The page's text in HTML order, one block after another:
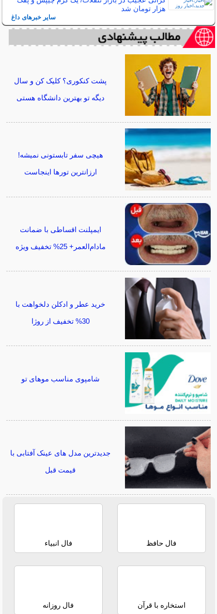
هزار تومان شد
سایر خبرهای داغ
پشت کنکوری؟ کلیک کن و سال
دیگه تو بهترین دانشگاه هستی
هیچی سفر تابستونی نمیشه!
ارزانترین تورها اینجاست
ایمپلنت اقساطی با ضمانت
مادام‌العمر+ 25% تخفیف ویژه
خرید عطر و ادکلن دلخواهت با
30% تخفیف از روژا
شامپوی مناسب موهای تو
جدیدترین مدل های عینک آفتابی با
قیمت قبل
فال حافظ فال انبیاء
استخاره با قرآن فال روزانه